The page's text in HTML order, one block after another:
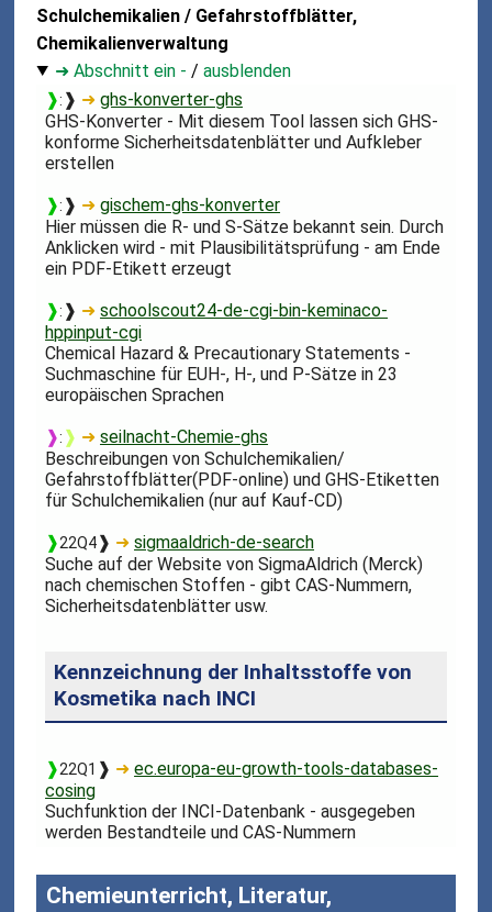
Schulchemikalien / Gefahrstoffblätter,
Chemikalienverwaltung
➜ Abschnitt ein - /ausblenden
❱: ❱ ➜ghs-konverter-ghs
GHS-Konverter - Mit diesem Tool lassen sich GHS-
konforme Sicherheitsdatenblätter und Aufkleber
erstellen
❱: ❱ ➜gischem-ghs-konverter
Hier müssen die R- und S-Sätze bekannt sein. Durch
Anklicken wird - mit Plausibilitätsprüfung - am Ende
ein PDF-Etikett erzeugt
❱: ❱ ➜schoolscout24-de-cgi-bin-keminaco-
hppinput-cgi
Chemical Hazard & Precautionary Statements -
Suchmaschine für EUH-, H-, und P-Sätze in 23
europäischen Sprachen
❱: ❱ ➜seilnacht-Chemie-ghs
Beschreibungen von Schulchemikalien/
Gefahrstoffblätter(PDF-online) und GHS-Etiketten
für Schulchemikalien (nur auf Kauf-CD)
❱22Q4❱ ➜sigmaaldrich-de-search
Suche auf der Website von SigmaAldrich (Merck)
nach chemischen Stoffen - gibt CAS-Nummern,
Sicherheitsdatenblätter usw.
Kennzeichnung der Inhaltsstoffe von
Kosmetika nach INCI
❱22Q1 ❱ ➜ec.europa-eu-growth-tools-databases-
cosing
Suchfunktion der INCI-Datenbank - ausgegeben
werden Bestandteile und CAS-Nummern
Chemieunterricht, Literatur,